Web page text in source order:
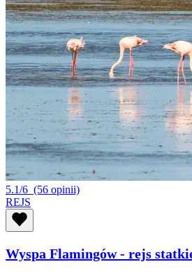
5.1/6 (56 opinii)
REJS
Wyspa Flamingów - rejs